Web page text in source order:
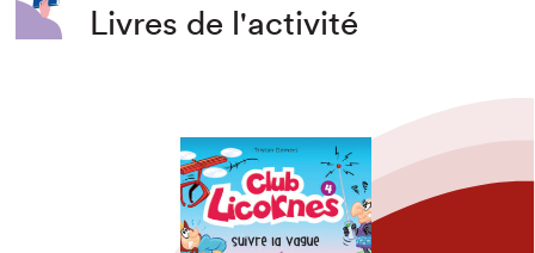
Livres de l'activité